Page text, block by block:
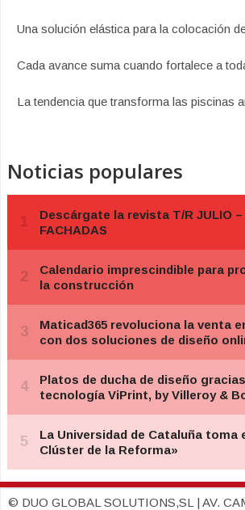
Una solución elástica para la colocación
Cada avance suma cuando fortalece a
La tendencia que transforma las piscinas
Noticias populares
© DUO GLOBAL SOLUTIONS,SL | AV.